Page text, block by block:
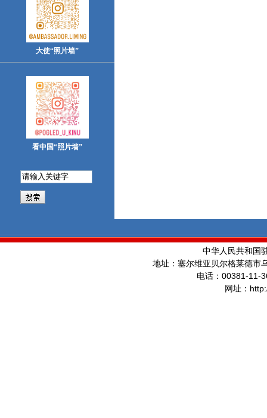
大使“照片墙”
看中国“照片墙”
中华人民共和国
地址：塞尔维亚贝尔格莱德市
电话： 00381-11-
网址：